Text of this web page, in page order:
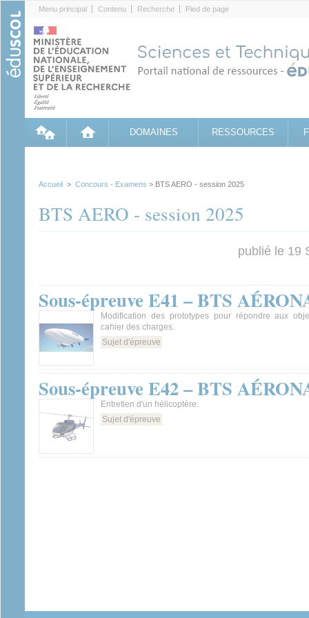
Menu principal Contenu Recherche Pied de page
DOMAINES RESSOURCES
Accueil > Concours - Examens > BTS AERO - session 2025
BTS AERO - session 2025
publié le 19
Sous-épreuve E41 – BTS
Modification des prototypes pour répondre aux
cahier des charges.
Sujet d'épreuve
Sous-épreuve E42 – BTS
Entretien d'un hélicoptère.
Sujet d'épreuve